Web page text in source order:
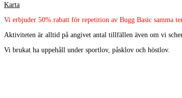
Karta
Vi erbjuder 50% rabatt för repetition av Bugg Basic samma
Aktiviteten är alltid på angivet antal tillfällen även om vi
Vi brukat ha uppehåll under sportlov, påsklov och höstlov.